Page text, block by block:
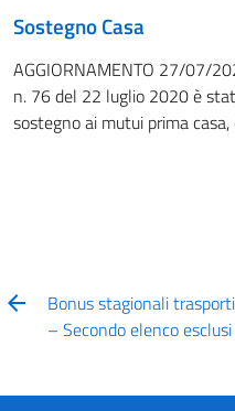
Sostegno Casa
AGGIORNAMENTO 27/07/
n. 76 del 22 luglio 2020 è
sostegno ai mutui prima
Bonus stagionali trasporti
– Secondo elenco esclusi